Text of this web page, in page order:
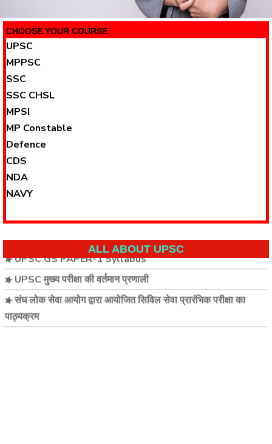
CHOOSE YOUR COURSE
UPSC
MPPSC
SSC
SSC CHSL
MPSI
MP Constable
Defence
CDS
NDA
NAVY
ALL ABOUT UPSC
UPSC GS PAPER-1 Syllabus
UPSC मुख्य परीक्षा की वर्तमान प्रणाली
संघ लोक सेवा आयोग द्वारा आयोजित सिविल सेवा प्रारंभिक परीक्षा का
पाठ्यक्रम